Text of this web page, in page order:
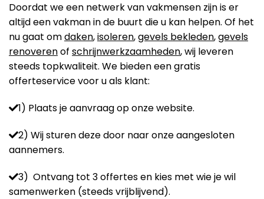
Doordat we een netwerk van vakmensen zijn is er
altijd een vakman in de buurt die u kan helpen. Of het
nu gaat omdaken,isoleren,gevels bekleden,gevels
renoverenof schrijnwerkzaamheden, wij leveren
steeds topkwaliteit. We bieden een gratis
offerteservice voor u als klant:
1) Plaats je aanvraag op onze website.
2) Wij sturen deze door naar onze aangesloten
aannemers.
3) Ontvang tot 3 offertes en kies met wie je wil
samenwerken (steeds vrijblijvend).